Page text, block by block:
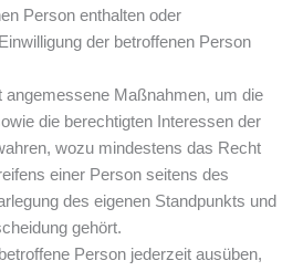
Person enthalten oder
der betroffenen Person
angemessene Maßnahmen, um die
die berechtigten Interessen der
wozu mindestens das Recht
einer Person seitens des
des eigenen Standpunkts und
gehört.
Person jederzeit ausüben,